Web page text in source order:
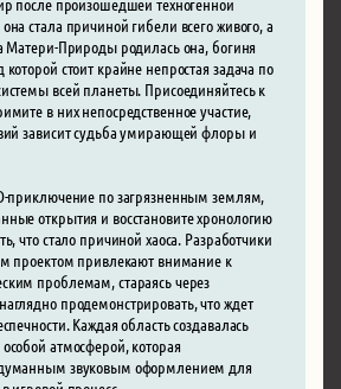
стала причиной гибели всего живого, а
Матери-Природы родилась она, богиня
стоит крайне непростая задача по
всей планеты. Присоединяйтесь к
в них непосредственное участие,
зависит судьба умирающей флоры и
приключение по загрязненным землям,
открытия и восстановите хронологию
что стало причиной хаоса. Разработчики
проектом привлекают внимание к
проблемам, стараясь через
продемонстрировать, что ждет
Каждая область создавалась
атмосферой, которая
звуковым оформлением для